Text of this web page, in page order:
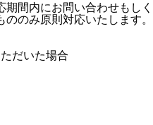
間内にお問い合わせもしく
のみ原則対応いたします。
だいた場合